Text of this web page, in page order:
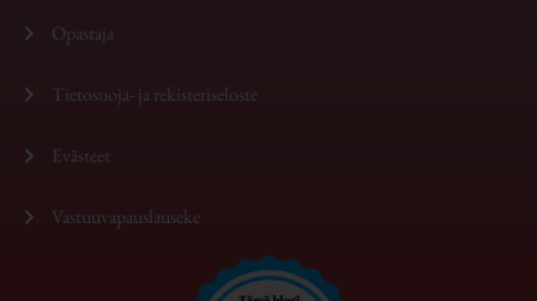
Opastaja
Tietosuoja- ja rekisteriseloste
Evästeet
Vastuuvapauslauseke